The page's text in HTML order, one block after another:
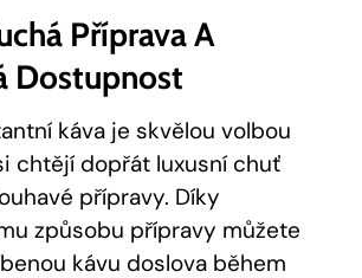
Příprava A
Dostupnost
káva je skvělou volbou
chtějí dopřát luxusní chuť
přípravy. Díky
způsobu přípravy můžete
kávu doslova během